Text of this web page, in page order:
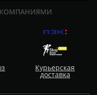
Курьерская
доставка